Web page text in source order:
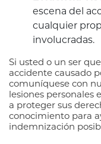
escena del
cualquier
involucradas.
Si usted o un ser
accidente causado
comuníquese con
lesiones personales
a proteger sus
conocimiento para
indemnización